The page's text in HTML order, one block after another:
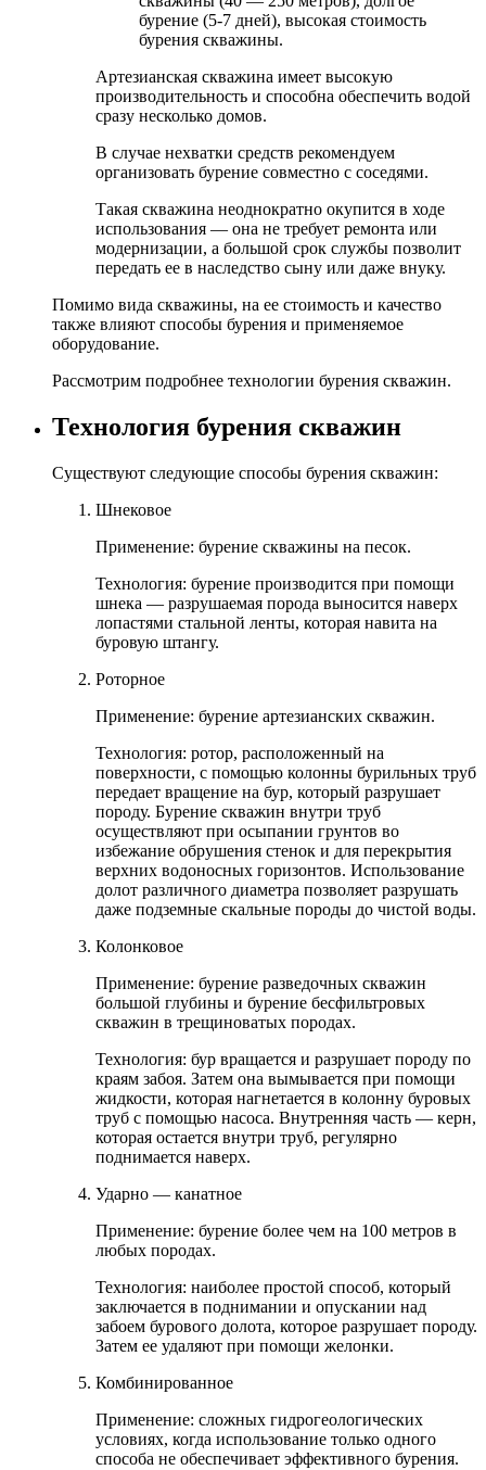
бурение (5-7 дней), высокая стоимость
бурения скважины.
Артезианская скважина имеет высокую
производительность и способна обеспечить водой
сразу несколько домов.
В случае нехватки средств рекомендуем
организовать бурение совместно с соседями.
Такая скважина неоднократно окупится в ходе
использования — она не требует ремонта или
модернизации, а большой срок службы позволит
передать ее в наследство сыну или даже внуку.
Помимо вида скважины, на ее стоимость и качество
также влияют способы бурения и применяемое
оборудование.
Рассмотрим подробнее технологии бурения скважин.
Технология бурения скважин
Существуют следующие способы бурения скважин:
Шнековое
Применение: бурение скважины на песок.
Технология: бурение производится при помощи
шнека — разрушаемая порода выносится наверх
лопастями стальной ленты, которая навита на
буровую штангу.
Роторное
Применение: бурение артезианских скважин.
Технология: ротор, расположенный на
поверхности, с помощью колонны бурильных труб
передает вращение на бур, который разрушает
породу. Бурение скважин внутри труб
осуществляют при осыпании грунтов во
избежание обрушения стенок и для перекрытия
верхних водоносных горизонтов. Использование
долот различного диаметра позволяет разрушать
даже подземные скальные породы до чистой воды.
Колонковое
Применение: бурение разведочных скважин
большой глубины и бурение бесфильтровых
скважин в трещиноватых породах.
Технология: бур вращается и разрушает породу по
краям забоя. Затем она вымывается при помощи
жидкости, которая нагнетается в колонну буровых
труб с помощью насоса. Внутренняя часть — керн,
которая остается внутри труб, регулярно
поднимается наверх.
Ударно — канатное
Применение: бурение более чем на 100 метров в
любых породах.
Технология: наиболее простой способ, который
заключается в поднимании и опускании над
забоем бурового долота, которое разрушает породу.
Затем ее удаляют при помощи желонки.
Комбинированное
Применение: сложных гидрогеологических
условиях, когда использование только одного
способа не обеспечивает эффективного бурения.